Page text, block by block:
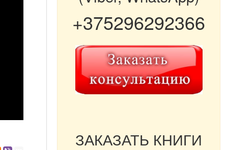
+375296292366
ЗАКАЗАТЬ КНИГИ